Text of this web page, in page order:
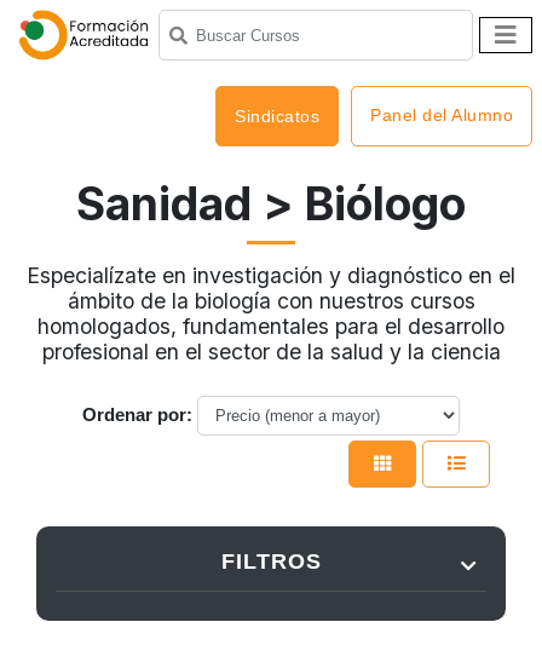
Sindicatos Panel del Alumno
Sanidad > Biólogo
Especialízate en investigación y diagnóstico en el
ámbito de la biología con nuestros cursos
homologados, fundamentales para el desarrollo
profesional en el sector de la salud y la ciencia
Ordenar por:
FILTROS